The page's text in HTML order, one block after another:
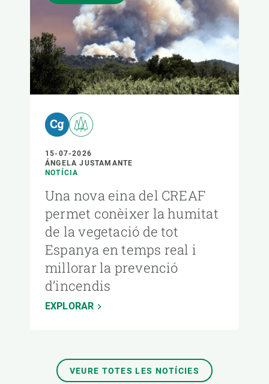
15-07-2026
ÁNGELA JUSTAMANTE
NOTÍCIA
Una nova eina del CREAF
permet conèixer la humitat
de la vegetació de tot
Espanya en temps real i
millorar la prevenció
d’incendis
EXPLORAR
VEURE TOTES LES NOTÍCIES